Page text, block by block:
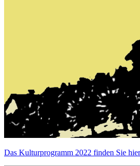
Das Kulturprogramm 2022 finden Sie hier